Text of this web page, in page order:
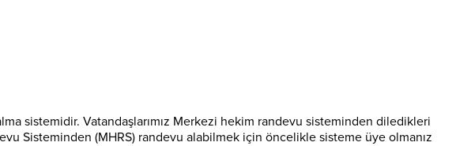
sistemidir. Vatandaşlarımız Merkezi hekim randevu sisteminden diledikleri
Sisteminden (MHRS) randevu alabilmek için öncelikle sisteme üye olmanız